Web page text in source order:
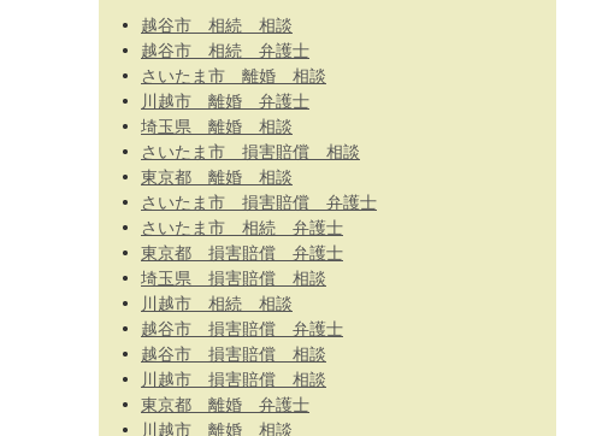
越谷市 相続 相談
越谷市 相続 弁護士
さいたま市 離婚 相談
川越市 離婚 弁護士
埼玉県 離婚 相談
さいたま市 損害賠償 相談
東京都 離婚 相談
さいたま市 損害賠償 弁護士
さいたま市 相続 弁護士
東京都 損害賠償 弁護士
埼玉県 損害賠償 相談
川越市 相続 相談
越谷市 損害賠償 弁護士
越谷市 損害賠償 相談
川越市 損害賠償 相談
東京都 離婚 弁護士
川越市 離婚 相談